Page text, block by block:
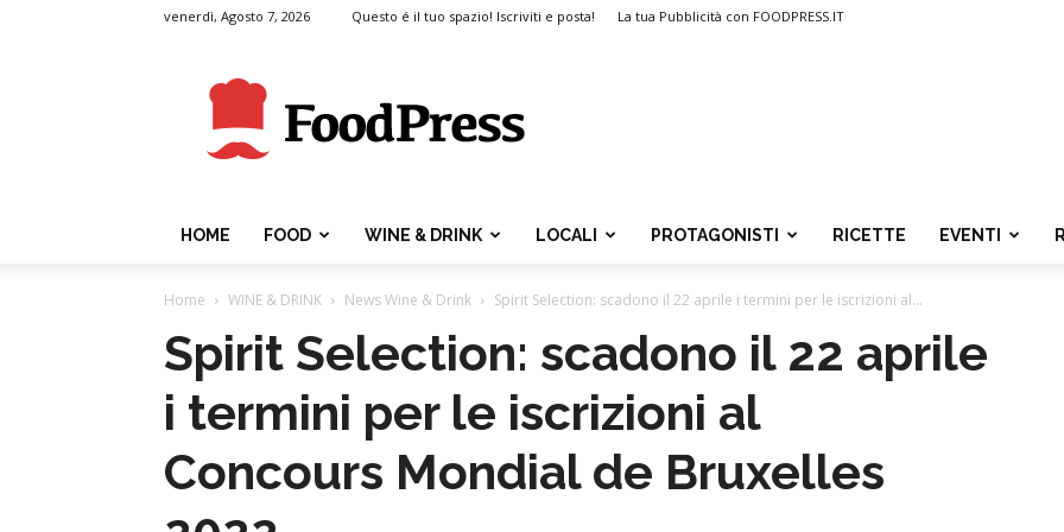
venerdì, Agosto 7, 2026 Questo é il tuo spazio! Iscriviti e posta! La tua Pubblicità con FOODPRESS.IT
FoodPress
HOME FOOD WINE & DRINK LOCALI PROTAGONISTI RICETTE EVENTI
Home WINE & DRINK News Wine & Drink Spirit Selection: scadono il 22 aprile i termini per le iscrizioni al...
Spirit Selection: scadono il 22 aprile
i termini per le iscrizioni al
Concours Mondial de Bruxelles